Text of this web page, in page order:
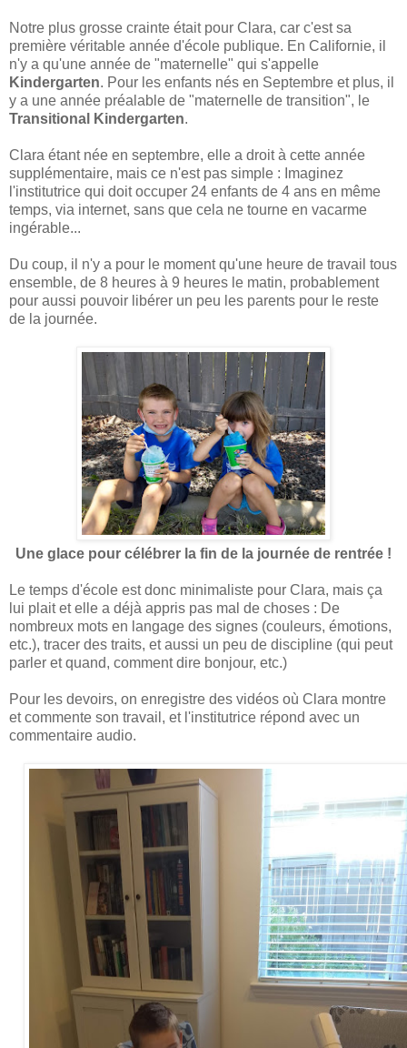
Notre plus grosse crainte était pour Clara, car c'est sa
première véritable année d'école publique. En Californie, il
n'y a qu'une année de "maternelle" qui s'appelle
Kindergarten. Pour les enfants nés en Septembre et plus, il
y a une année préalable de "maternelle de transition", le
Transitional Kindergarten.
Clara étant née en septembre, elle a droit à cette année
supplémentaire, mais ce n'est pas simple : Imaginez
l'institutrice qui doit occuper 24 enfants de 4 ans en même
temps, via internet, sans que cela ne tourne en vacarme
ingérable...
Du coup, il n'y a pour le moment qu'une heure de travail tous
ensemble, de 8 heures à 9 heures le matin, probablement
pour aussi pouvoir libérer un peu les parents pour le reste
de la journée.
Une glace pour célébrer la fin de la journée de rentrée !
Le temps d'école est donc minimaliste pour Clara, mais ça
lui plait et elle a déjà appris pas mal de choses : De
nombreux mots en langage des signes (couleurs, émotions,
etc.), tracer des traits, et aussi un peu de discipline (qui peut
parler et quand, comment dire bonjour, etc.)
Pour les devoirs, on enregistre des vidéos où Clara montre
et commente son travail, et l'institutrice répond avec un
commentaire audio.